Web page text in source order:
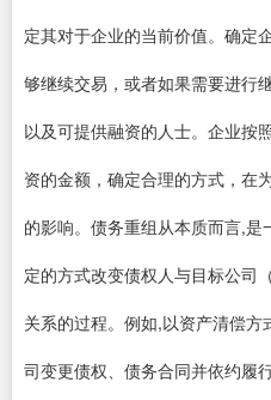
定其对于企业的当前价值。确定
够继续交易，或者如果需要进行
以及可提供融资的人士。企业按
资的金额，确定合理的方式，在
的影响。债务重组从本质而言,
定的方式改变债权人与目标公司
关系的过程。例如,以资产清偿
司变更债权、债务合同并依约履